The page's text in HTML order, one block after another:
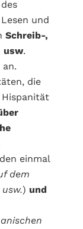
und
Schreib-,
usw.
an.
die
einmal
dem
) und